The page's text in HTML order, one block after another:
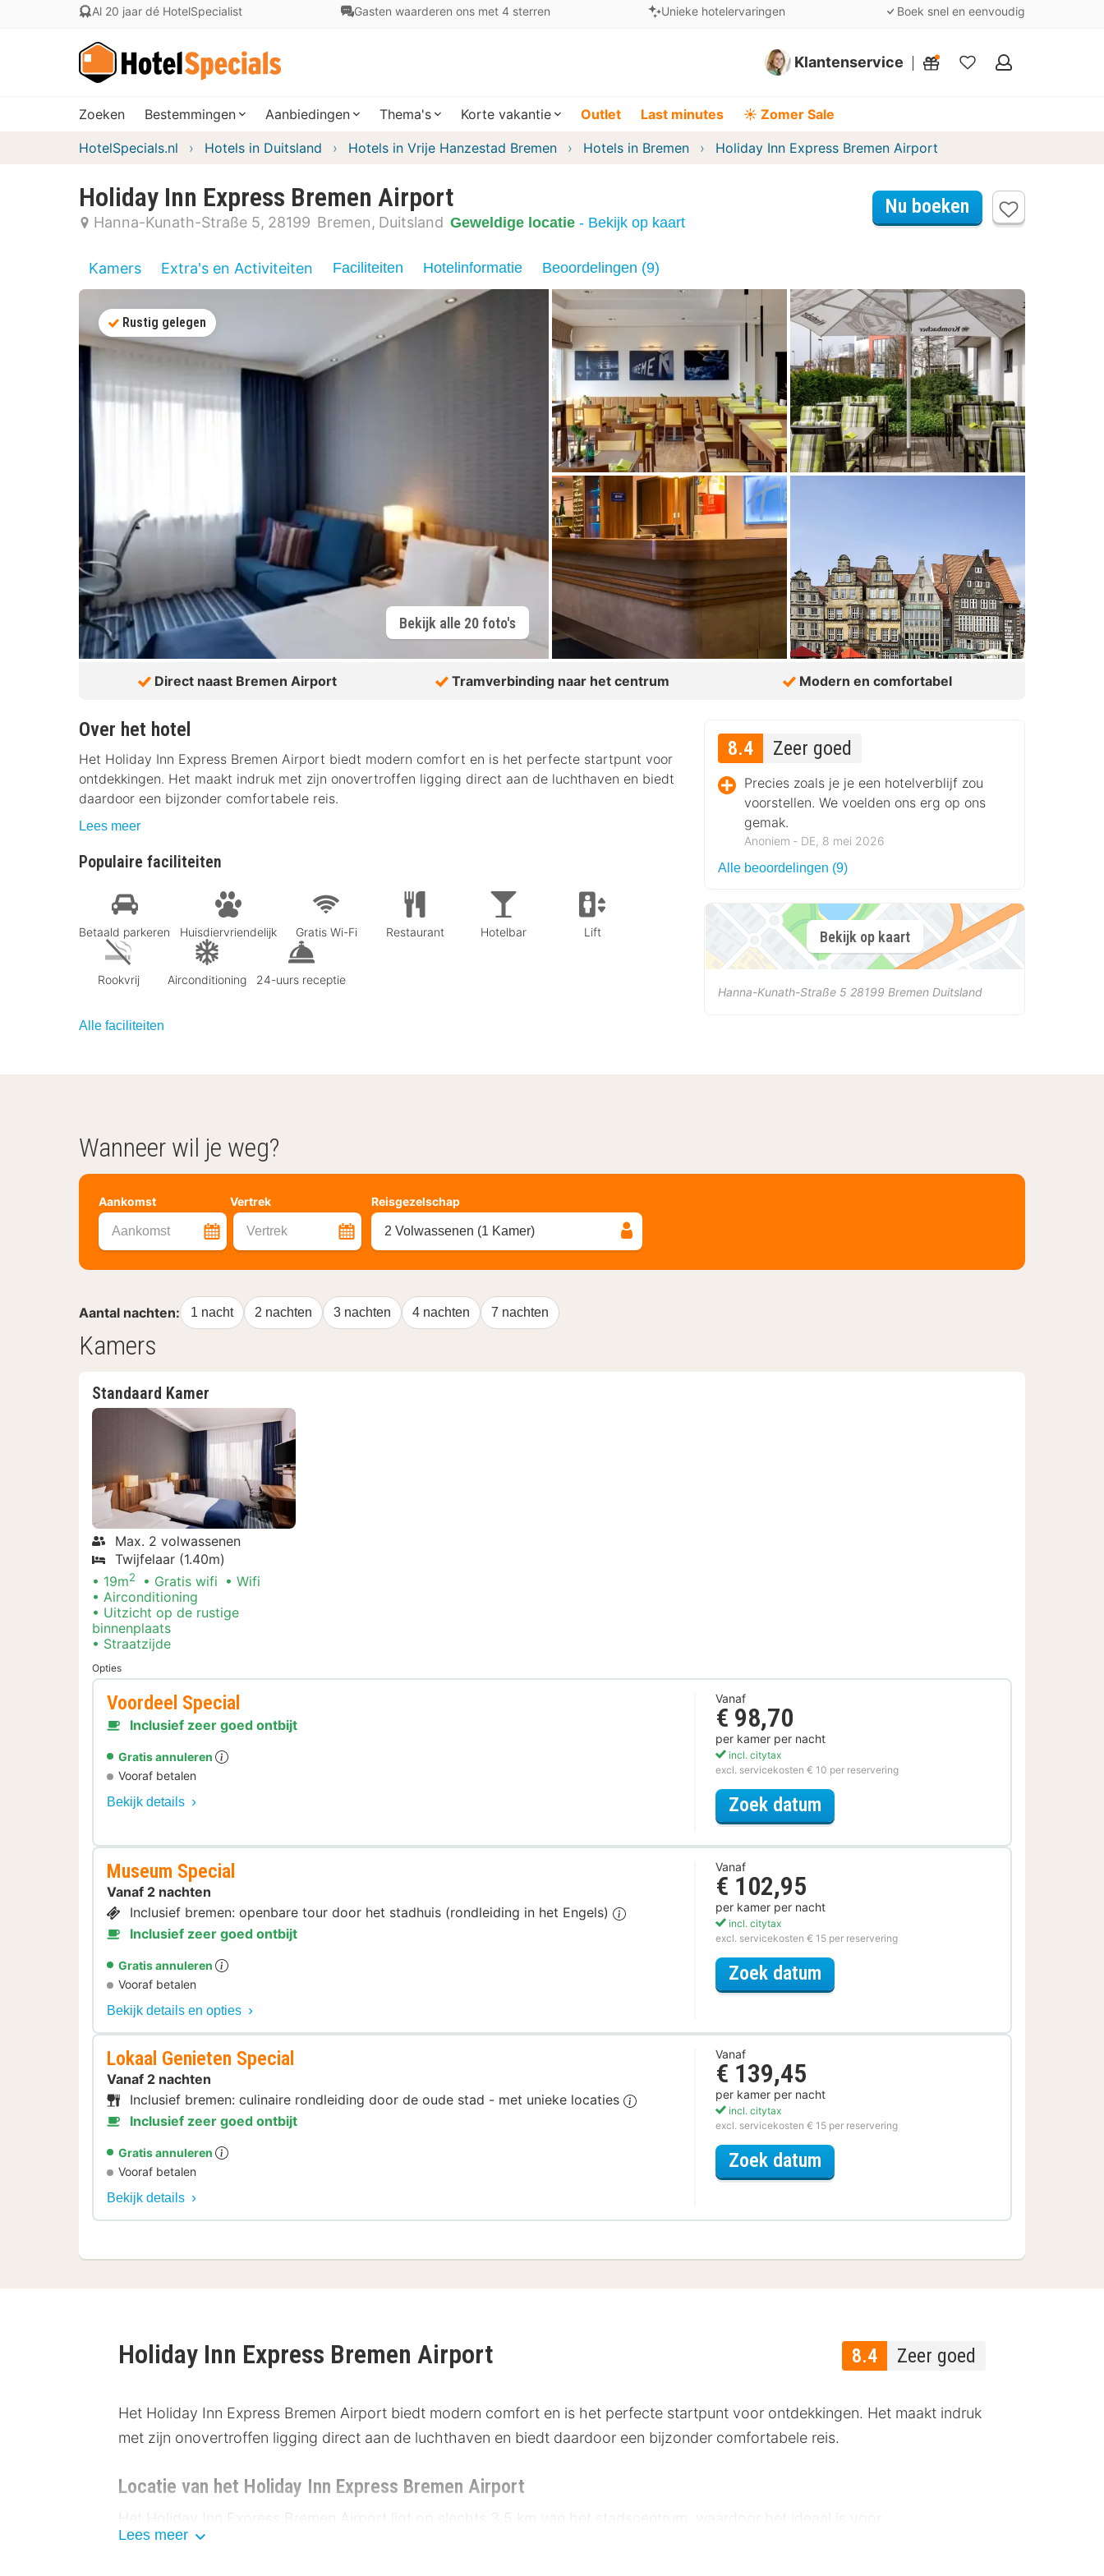
Al 20 jaar dé HotelSpecialist Gasten waarderen ons met 4 sterren Unieke hotelervaringen Boek snel en eenvoudig
Klantenservice
Mijn
Zoeken Bestemmingen Aanbiedingen Thema's Korte vakantie Outlet Last minutes ☀️ Zomer Sale
HotelSpecials.nl Hotels in Duitsland Hotels in Vrije Hanzestad Bremen Hotels in Bremen Holiday Inn Express Bremen Airport
Holiday Inn Express Bremen Airport
Hanna-Kunath-Straße 5 28199 Bremen Duitsland Geweldige locatie - Bekijk op kaart
Nu boeken
Kamers Extra's en Activiteiten Faciliteiten Hotelinformatie Beoordelingen (9)
Bekijk alle 20 foto's
Rustig gelegen
Direct naast Bremen Airport Tramverbinding naar het centrum Modern en comfortabel
Over het hotel
Het Holiday Inn Express Bremen Airport biedt modern comfort en is het perfecte startpunt voor
ontdekkingen. Het maakt indruk met zijn onovertroffen ligging direct aan de luchthaven en biedt
daardoor een bijzonder comfortabele reis.
Lees meer
Populaire faciliteiten
Betaald parkeren Huisdiervriendelijk Gratis Wi-Fi Restaurant Hotelbar Lift
Rookvrij Airconditioning 24-uurs receptie
Alle faciliteiten
8.4 Zeer goed
Precies zoals je je een hotelverblijf zou
voorstellen. We voelden ons erg op ons
gemak.
Anoniem ‐ DE, 8 mei 2026
Alle beoordelingen (9)
Bekijk op kaart
Hanna-Kunath-Straße 5 28199 Bremen Duitsland
Wanneer wil je weg?
Aankomst Vertrek
Aankomst Vertrek
Reisgezelschap
2 Volwassenen (1 Kamer)
Aantal nachten: 1 nacht 2 nachten 3 nachten 4 nachten 7 nachten
Kamers
Standaard Kamer
Max. 2 volwassenen
Twijfelaar (1.40m)
19m2 Gratis wifi
Wifi
Airconditioning
Uitzicht op de rustige
binnenplaats
Straatzijde
Opties
Voordeel Special
Inclusief zeer goed ontbijt
Gratis annuleren
Vooraf betalen
Bekijk details
Vanaf
€ 98,70
per kamer per nacht
incl. citytax
excl. servicekosten € 10 per reservering
Zoek datum
Museum Special
Vanaf 2 nachten
Inclusief bremen: openbare tour door het stadhuis (rondleiding in het Engels)
Inclusief zeer goed ontbijt
Gratis annuleren
Vooraf betalen
Bekijk details en opties
Vanaf
€ 102,95
per kamer per nacht
incl. citytax
excl. servicekosten € 15 per reservering
Zoek datum
Lokaal Genieten Special
Vanaf 2 nachten
Inclusief bremen: culinaire rondleiding door de oude stad - met unieke locaties
Inclusief zeer goed ontbijt
Gratis annuleren
Vooraf betalen
Bekijk details
Vanaf
€ 139,45
per kamer per nacht
incl. citytax
excl. servicekosten € 15 per reservering
Zoek datum
8.4 Zeer goed
Holiday Inn Express Bremen Airport
Het Holiday Inn Express Bremen Airport biedt modern comfort en is het perfecte startpunt voor ontdekkingen. Het maakt indruk
met zijn onovertroffen ligging direct aan de luchthaven en biedt daardoor een bijzonder comfortabele reis.
Locatie van het Holiday Inn Express Bremen Airport
Het Holiday Inn Express Bremen Airport ligt op slechts 3,5 km van het stadscentrum, waardoor het ideaal is voor
stadsbezoeken. Ontdek de bezienswaardigheden in de buurt:
Lees meer